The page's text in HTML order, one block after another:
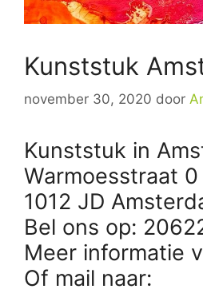
Kunststuk
november 30, 2020 door
Kunststuk in
Warmoesstraat 0
1012 JD
Bel ons op:
Meer informatie
Of mail naar: